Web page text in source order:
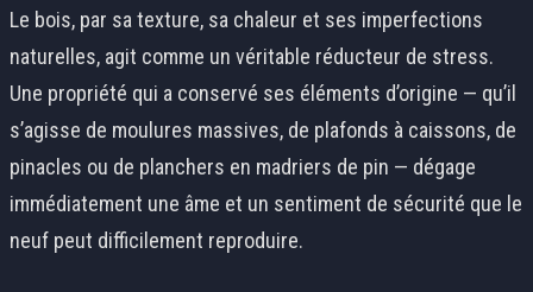
Le bois, par sa texture, sa chaleur et ses imperfections
naturelles, agit comme un véritable réducteur de stress.
Une propriété qui a conservé ses éléments d’origine — qu’il
s’agisse de moulures massives, de plafonds à caissons, de
pinacles ou de planchers en madriers de pin — dégage
immédiatement une âme et un sentiment de sécurité que le
neuf peut difficilement reproduire.